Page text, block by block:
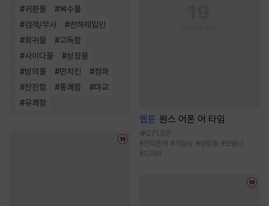
#귀환물 #복수물
#검객/무사 #천하제일인
#회귀물 #고독함
#사이다물 #성장물
#빙의물 #먼치킨 #정파
#잔잔함 #통쾌함 #마교
#유쾌함
웹툰 원스 어폰 어 타임
271.5만
#인외존재 #까칠남 #성장물 #모솔녀
#드라마